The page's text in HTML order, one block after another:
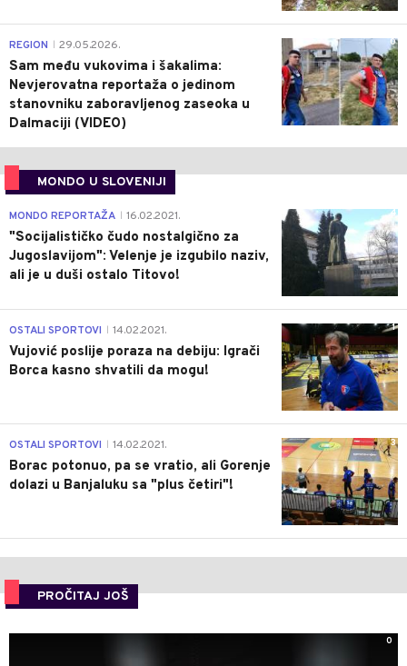
0
REGION 29.05.2026.
Sam među vukovima i šakalima:
Nevjerovatna reportaža o jedinom
stanovniku zaboravljenog zaseoka u
Dalmaciji (VIDEO)
MONDO U SLOVENIJI
4
MONDO REPORTAŽA 16.02.2021.
"Socijalističko čudo nostalgično za
Jugoslavijom": Velenje je izgubilo naziv,
ali je u duši ostalo Titovo!
1
OSTALI SPORTOVI 14.02.2021.
Vujović poslije poraza na debiju: Igrači
Borca kasno shvatili da mogu!
3
OSTALI SPORTOVI 14.02.2021.
Borac potonuo, pa se vratio, ali Gorenje
dolazi u Banjaluku sa "plus četiri"!
PROČITAJ JOŠ
0